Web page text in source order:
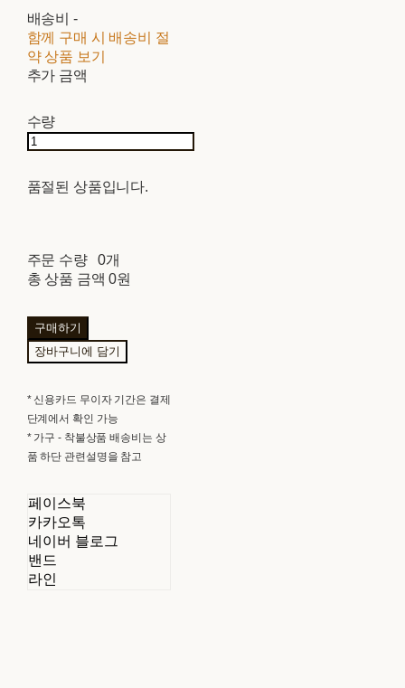
배송비 -
함께 구매 시 배송비 절
약 상품 보기
추가 금액
수량
품절된 상품입니다.
주문 수량
0개
총 상품 금액 0원
구매하기
장바구니에 담기
* 신용카드 무이자 기간은 결제
단계에서 확인 가능
* 가구 - 착불상품 배송비는 상
품 하단 관련설명을 참고
페이스북
카카오톡
네이버 블로그
밴드
라인